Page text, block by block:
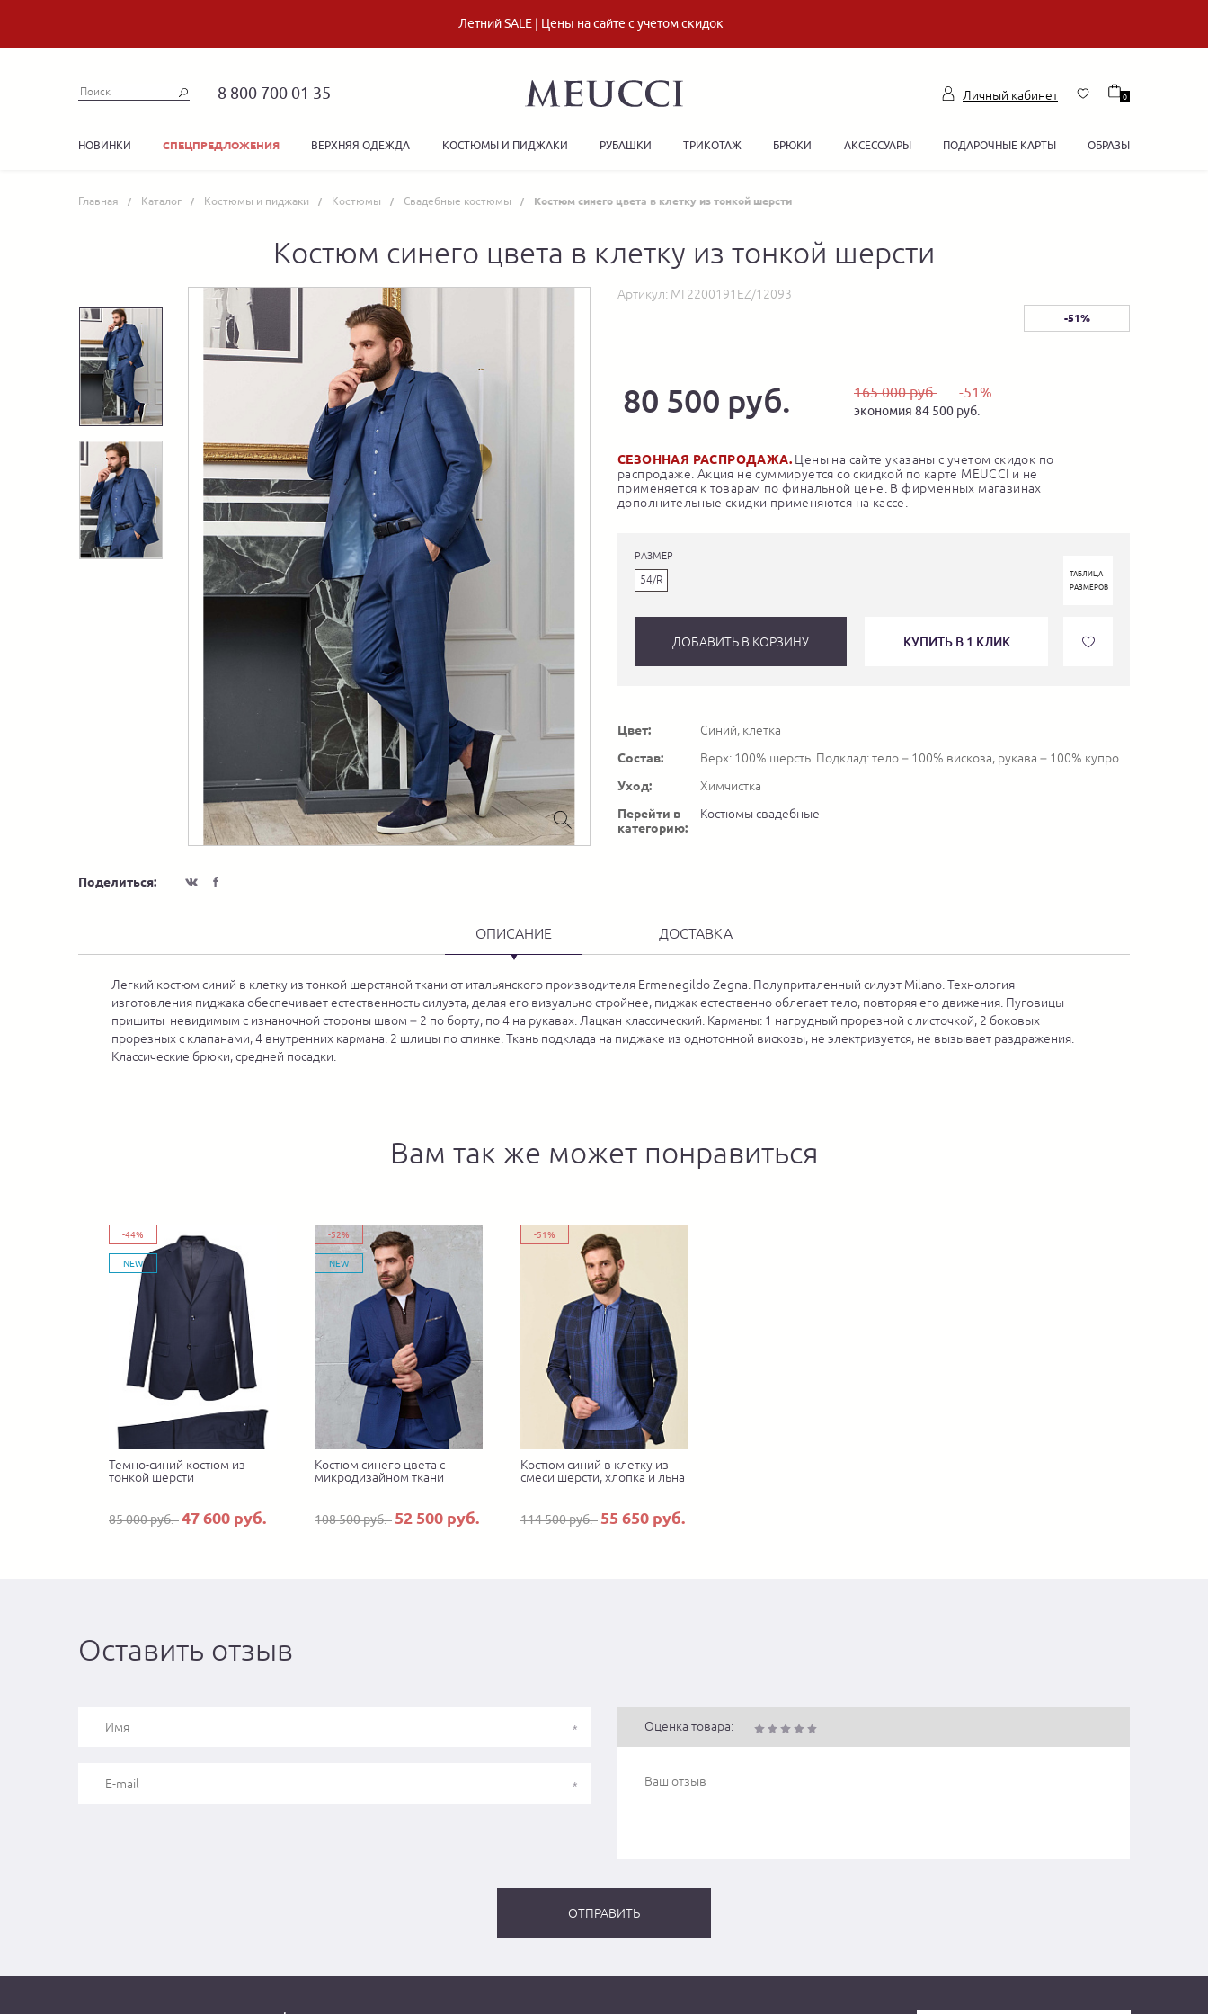
Летний SALE | Цены на сайте с учетом скидок
8 800 700 01 35 Личный кабинет 0
НОВИНКИ СПЕЦПРЕДЛОЖЕНИЯ ВЕРХНЯЯ ОДЕЖДА КОСТЮМЫ И ПИДЖАКИ РУБАШКИ ТРИКОТАЖ БРЮКИ АКСЕССУАРЫ ПОДАРОЧНЫЕ КАРТЫ ОБРАЗЫ
Главная Каталог Костюмы и пиджаки Костюмы Свадебные костюмы Костюм синего цвета в клетку из тонкой шерсти
Костюм синего цвета в клетку из тонкой шерсти
Поделиться:
Артикул: MI 2200191EZ/12093
-51%
80 500 руб. 165 000 руб. -51%
экономия 84 500 руб.
СЕЗОННАЯ РАСПРОДАЖА. Цены на сайте указаны с учетом скидок по
распродаже. Акция не суммируется со скидкой по карте MEUCCI и не
применяется к товарам по финальной цене. В фирменных магазинах
дополнительные скидки применяются на кассе.
РАЗМЕР
54/R
ТАБЛИЦА
РАЗМЕРОВ
ДОБАВИТЬ В КОРЗИНУ КУПИТЬ В 1 КЛИК
Цвет:
Синий, клетка
Состав:
Верх: 100% шерсть. Подклад: тело – 100% вискоза, рукава – 100% купро
Уход:
Химчистка
Перейти в
категорию:
Костюмы свадебные
ОПИСАНИЕ ДОСТАВКА
Легкий костюм синий в клетку из тонкой шерстяной ткани от итальянского производителя Ermenegildo Zegna. Полуприталенный силуэт Milano. Технология
изготовления пиджака обеспечивает естественность силуэта, делая его визуально стройнее, пиджак естественно облегает тело, повторяя его движения. Пуговицы
пришиты невидимым с изнаночной стороны швом – 2 по борту, по 4 на рукавах. Лацкан классический. Карманы: 1 нагрудный прорезной с листочкой, 2 боковых
прорезных с клапанами, 4 внутренних кармана. 2 шлицы по спинке. Ткань подклада на пиджаке из однотонной вискозы, не электризуется, не вызывает раздражения.
Классические брюки, средней посадки.
Вам так же может понравиться
-44%
NEW
Темно-синий костюм из
тонкой шерсти
85 000 руб.47 600 руб.
-52%
NEW
Костюм синего цвета с
микродизайном ткани
108 500 руб. 52 500 руб.
-51%
Костюм синий в клетку из
смеси шерсти, хлопка и льна
114 500 руб. 55 650 руб.
Оставить отзыв
Оценка товара: